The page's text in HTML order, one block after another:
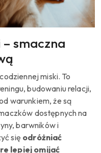
smaczna
miski. To
budowaniu relacji,
warunkiem, że są
dostępnych na
barwników i
się odróżniać
lepiej omijać